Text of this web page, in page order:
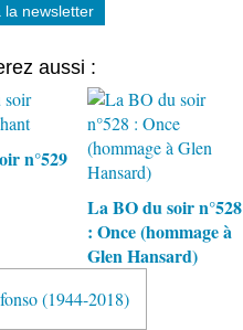
la newsletter
aussi :
n°529
La BO du soir n°528
: Once (hommage à
Glen Hansard)
(1944-2018)